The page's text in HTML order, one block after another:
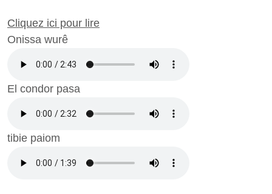
Cliquez ici pour lire
Onissa wurê
El condor pasa
tibie paiom